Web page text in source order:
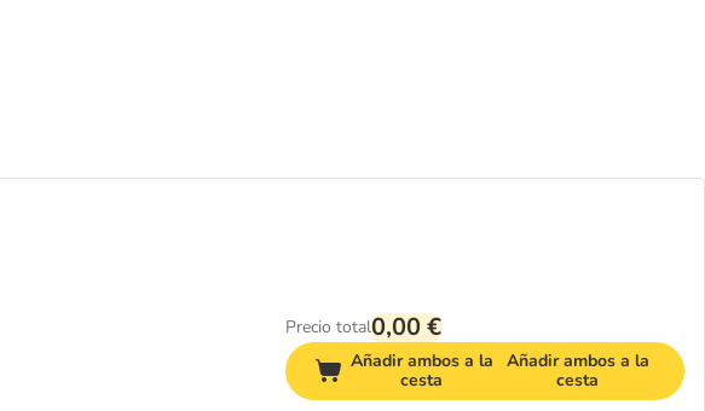
Precio total0,00 €
Añadir ambos a la
cesta
Añadir ambos a la
cesta